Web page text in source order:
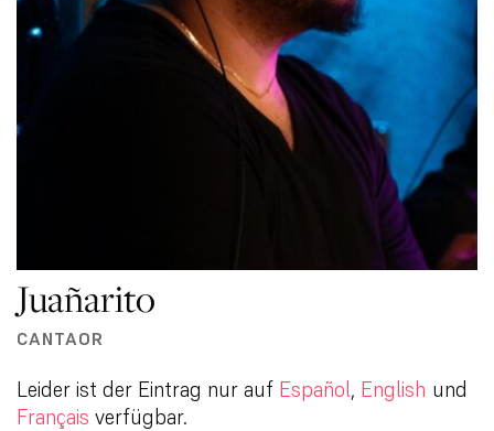
Juañarito
CANTAOR
Leider ist der Eintrag nur auf Español, English und
Français verfügbar.